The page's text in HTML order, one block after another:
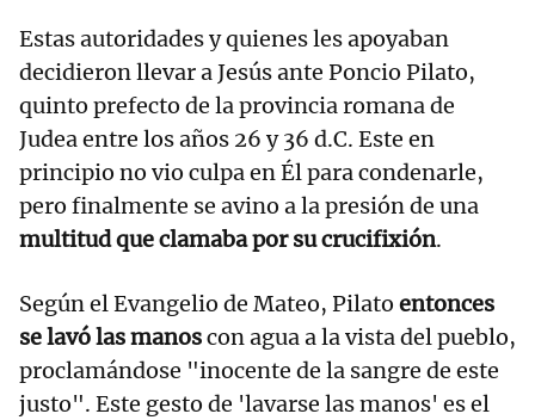
Estas autoridades y quienes les apoyaban
decidieron llevar a Jesús ante Poncio Pilato,
quinto prefecto de la provincia romana de
Judea entre los años 26 y 36 d.C. Este en
principio no vio culpa en Él para condenarle,
pero finalmente se avino a la presión de una
multitud que clamaba por su crucifixión.
Según el Evangelio de Mateo, Pilato entonces
se lavó las manoscon agua a la vista del pueblo,
proclamándose "inocente de la sangre de este
justo". Este gesto de 'lavarse las manos' es el